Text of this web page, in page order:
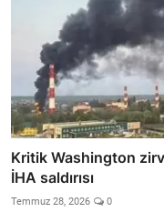
Kritik Washington
İHA saldırısı
Temmuz 28, 2026 0